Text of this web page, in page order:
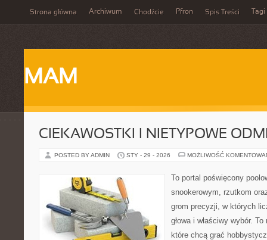
Strona główna Archiwum Chodźcie Pfron Spis Treści Tagi
MAM
CIEKAWOSTKI I NIETYPOWE
POSTED BY ADMIN STY - 29 - 2026 MOŻLIWOŚĆ
To portal poświęcony
snookerowym, rzutkom
grom precyzji, w których
głowa i właściwy wybór.
które chcą grać